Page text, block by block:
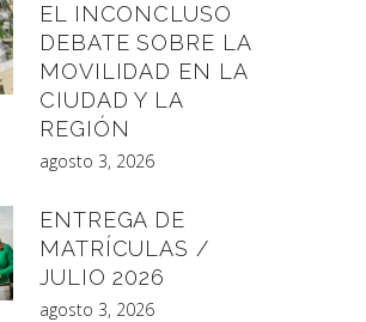
EL INCONCLUSO
DEBATE SOBRE LA
MOVILIDAD EN LA
CIUDAD Y LA
REGIÓN
agosto 3, 2026
ENTREGA DE
MATRÍCULAS /
JULIO 2026
agosto 3, 2026